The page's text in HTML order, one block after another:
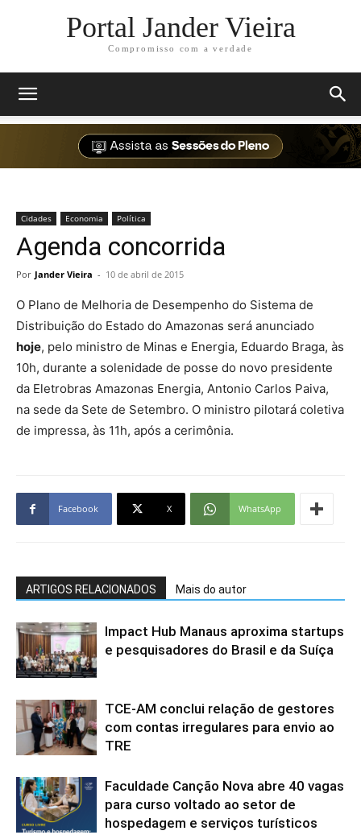
Portal Jander Vieira
Compromisso com a verdade
Cidades Economia Política
Agenda concorrida
Por Jander Vieira - 10 de abril de 2015
O Plano de Melhoria de Desempenho do Sistema de
Distribuição do Estado do Amazonas será anunciado
hoje, pelo ministro de Minas e Energia, Eduardo Braga, às
10h, durante a solenidade de posse do novo presidente
da Eletrobras Amazonas Energia, Antonio Carlos Paiva,
na sede da Sete de Setembro. O ministro pilotará coletiva
de impressa, às 11h, após a cerimônia.
Facebook X WhatsApp
ARTIGOS RELACIONADOS Mais do autor
Impact Hub Manaus aproxima startups
e pesquisadores do Brasil e da Suíça
TCE-AM conclui relação de gestores
com contas irregulares para envio ao
TRE
Faculdade Canção Nova abre 40 vagas
para curso voltado ao setor de
hospedagem e serviços turísticos